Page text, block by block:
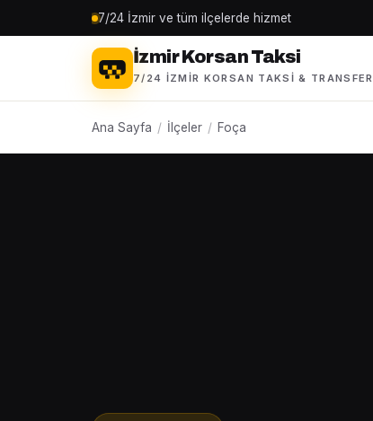
7/24 İzmir ve tüm ilçelerde hizmet
İzmir Korsan Taksi
7/24 İZMIR KORSAN TAKSI & TRANSFER
Ana Sayfa / İlçeler / Foça